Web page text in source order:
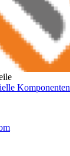
Komponenten